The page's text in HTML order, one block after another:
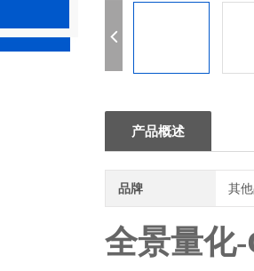
产品概述
品牌 其
全景量化